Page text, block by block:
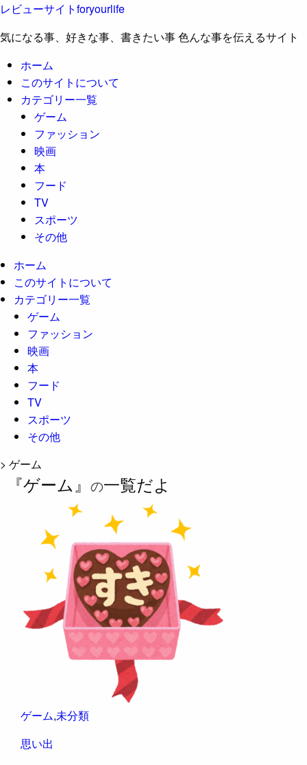
レビューサイトforyourlife
気になる事、好きな事、書きたい事 色んな事を伝えるサイト
ホーム
このサイトについて
カテゴリー一覧
ゲーム
ファッション
映画
本
フード
TV
スポーツ
その他
ホーム
このサイトについて
カテゴリー一覧
ゲーム
ファッション
映画
本
フード
TV
スポーツ
その他
> ゲーム
『ゲーム』 の一覧だよ
ゲーム,未分類
思い出